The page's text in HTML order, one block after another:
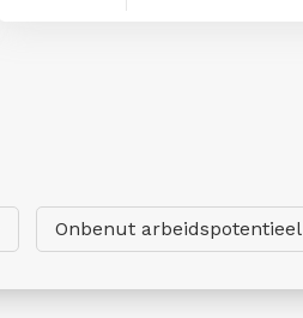
Onbenut arbeidspotentieel